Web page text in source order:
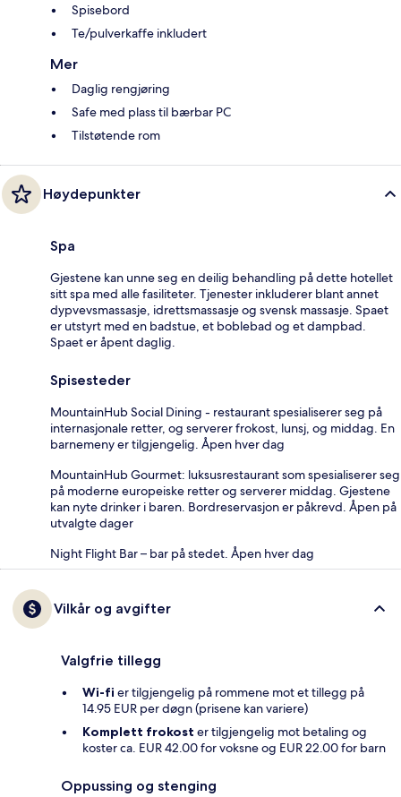
Spisebord
Te/pulverkaffe inkludert
Mer
Daglig rengjøring
Safe med plass til bærbar PC
Tilstøtende rom
Høydepunkter
Spa
Gjestene kan unne seg en deilig behandling på dette hotellet
sitt spa med alle fasiliteter. Tjenester inkluderer blant annet
dypvevsmassasje, idrettsmassasje og svensk massasje. Spaet
er utstyrt med en badstue, et boblebad og et dampbad.
Spaet er åpent daglig.
Spisesteder
MountainHub Social Dining - restaurant spesialiserer seg på
internasjonale retter, og serverer frokost, lunsj, og middag. En
barnemeny er tilgjengelig. Åpen hver dag
MountainHub Gourmet: luksusrestaurant som spesialiserer seg
på moderne europeiske retter og serverer middag. Gjestene
kan nyte drinker i baren. Bordreservasjon er påkrevd. Åpen på
utvalgte dager
Night Flight Bar – bar på stedet. Åpen hver dag
Vilkår og avgifter
Valgfrie tillegg
Wi-fi er tilgjengelig på rommene mot et tillegg på
14.95 EUR per døgn (prisene kan variere)
Komplett frokost er tilgjengelig mot betaling og
koster ca. EUR 42.00 for voksne og EUR 22.00 for barn
Oppussing og stenging